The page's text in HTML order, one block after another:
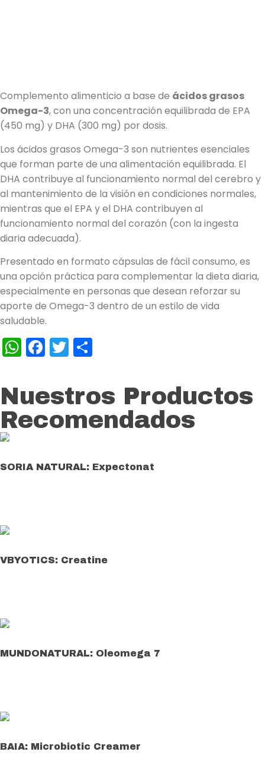
Complemento alimenticio a base de ácidos grasos
Omega-3, con una concentración equilibrada de EPA
(450 mg) y DHA (300 mg) por dosis.
Los ácidos grasos Omega-3 son nutrientes esenciales
que forman parte de una alimentación equilibrada. El
DHA contribuye al funcionamiento normal del cerebro y
al mantenimiento de la visión en condiciones normales,
mientras que el EPA y el DHA contribuyen al
funcionamiento normal del corazón (con la ingesta
diaria adecuada).
Presentado en formato cápsulas de fácil consumo, es
una opción práctica para complementar la dieta diaria,
especialmente en personas que desean reforzar su
aporte de Omega-3 dentro de un estilo de vida
saludable.
WhatsApp
Facebook
Twitter
Nuestros Productos
Recomendados
SORIA NATURAL: Expectonat
VBYOTICS: Creatine
MUNDONATURAL: Oleomega 7
BAIA: Microbiotic Creamer